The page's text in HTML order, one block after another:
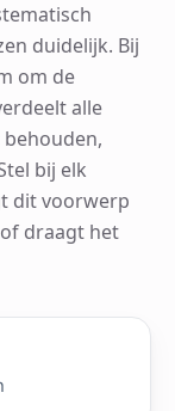
duidelijk. Bij
om de
alle
bij elk
dit voorwerp
draagt het